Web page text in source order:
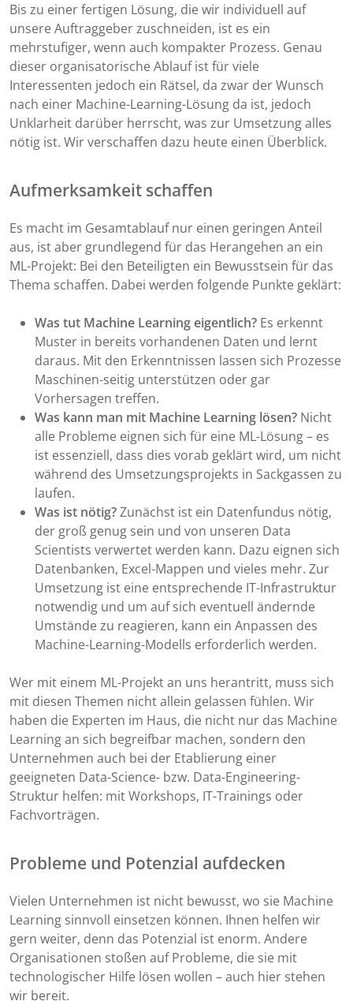
Bis zu einer fertigen Lösung, die wir individuell auf
unsere Auftraggeber zuschneiden, ist es ein
mehrstufiger, wenn auch kompakter Prozess. Genau
dieser organisatorische Ablauf ist für viele
Interessenten jedoch ein Rätsel, da zwar der Wunsch
nach einer Machine-Learning-Lösung da ist, jedoch
Unklarheit darüber herrscht, was zur Umsetzung alles
nötig ist. Wir verschaffen dazu heute einen Überblick.
Aufmerksamkeit schaffen
Es macht im Gesamtablauf nur einen geringen Anteil
aus, ist aber grundlegend für das Herangehen an ein
ML-Projekt: Bei den Beteiligten ein Bewusstsein für das
Thema schaffen. Dabei werden folgende Punkte geklärt:
Was tut Machine Learning eigentlich? Es erkennt
Muster in bereits vorhandenen Daten und lernt
daraus. Mit den Erkenntnissen lassen sich Prozesse
Maschinen-seitig unterstützen oder gar
Vorhersagen treffen.
Was kann man mit Machine Learning lösen? Nicht
alle Probleme eignen sich für eine ML-Lösung – es
ist essenziell, dass dies vorab geklärt wird, um nicht
während des Umsetzungsprojekts in Sackgassen zu
laufen.
Was ist nötig?Zunächst ist ein Datenfundus nötig,
der groß genug sein und von unseren Data
Scientists verwertet werden kann. Dazu eignen sich
Datenbanken, Excel-Mappen und vieles mehr. Zur
Umsetzung ist eine entsprechende IT-Infrastruktur
notwendig und um auf sich eventuell ändernde
Umstände zu reagieren, kann ein Anpassen des
Machine-Learning-Modells erforderlich werden.
Wer mit einem ML-Projekt an uns herantritt, muss sich
mit diesen Themen nicht allein gelassen fühlen. Wir
haben die Experten im Haus, die nicht nur das Machine
Learning an sich begreifbar machen, sondern den
Unternehmen auch bei der Etablierung einer
geeigneten Data-Science- bzw. Data-Engineering-
Struktur helfen: mit Workshops, IT-Trainings oder
Fachvorträgen.
Probleme und Potenzial aufdecken
Vielen Unternehmen ist nicht bewusst, wo sie Machine
Learning sinnvoll einsetzen können. Ihnen helfen wir
gern weiter, denn das Potenzial ist enorm. Andere
Organisationen stoßen auf Probleme, die sie mit
technologischer Hilfe lösen wollen – auch hier stehen
wir bereit.